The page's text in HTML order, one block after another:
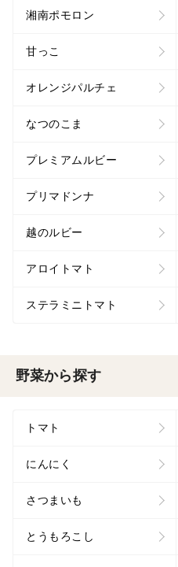
湘南ポモロン
甘っこ
オレンジパルチェ
なつのこま
プレミアムルビー
プリマドンナ
越のルビー
アロイトマト
ステラミニトマト
野菜から探す
トマト
にんにく
さつまいも
とうもろこし